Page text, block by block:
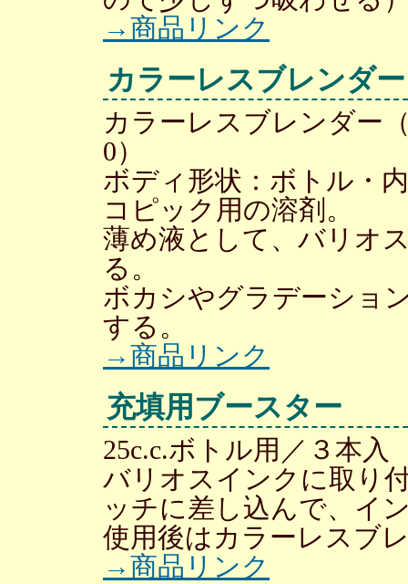
→商品リンク
カラーレスブレンダー
カラーレスブレンダー
0）
ボディ形状：ボトル・
コピック用の溶剤。
薄め液として、バリオ
る。
ボカシやグラデーショ
する。
→商品リンク
充填用ブースター
25c.c.ボトル用／３本入
バリオスインクに取り
ッチに差し込んで、イ
使用後はカラーレスブ
→商品リンク